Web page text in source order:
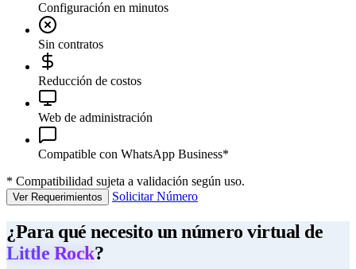
Configuración en minutos
Sin contratos
Reducción de costos
Web de administración
Compatible con WhatsApp Business*
* Compatibilidad sujeta a validación según uso.
Ver Requerimientos Solicitar Número
¿Para qué necesito un número virtual de
Little Rock?